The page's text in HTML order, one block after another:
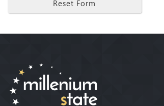
Reset Form